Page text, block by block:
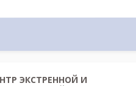
ЭКСТРЕННОЙ И